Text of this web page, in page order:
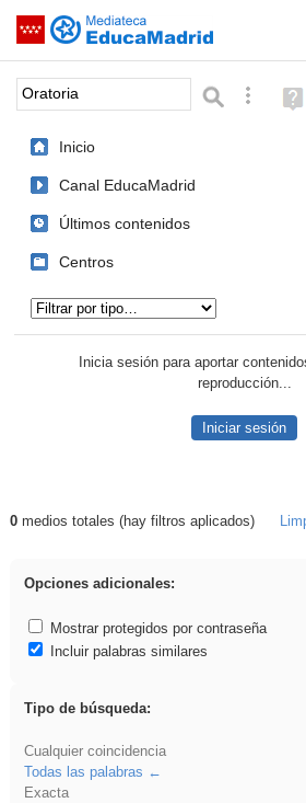
Saltar navegación
Palabra o frase: Búsqueda
(en
Inicio
Canal EducaMadrid
Últimos contenidos
Centros
Inicia sesión para aportar
reproducción...
Iniciar sesión
Resultados de: Oratoria
0medios totales (hay filtros aplicados)
Opciones adicionales:
Mostrar protegidos por contraseña
Incluir palabras similares
Tipo de búsqueda:
Cualquier coincidencia
Todas las palabras
Exacta